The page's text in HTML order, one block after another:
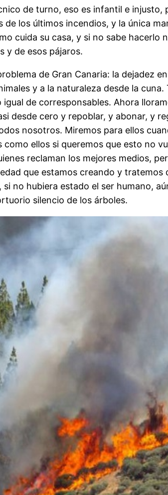
de turno, eso es infantil e
de los últimos incendios, y la única
cuida su casa, y si no sabe
y de esos pájaros.
de Gran Canaria: la dejadez
y a la naturaleza desde la
de corresponsables. Ahora
desde cero y repoblar, y abonar, y
nosotros. Miremos para ellos
ellos si queremos que esto no
reclaman los mejores medios,
que estamos creando y
no hubiera estado el ser humano,
silencio de los árboles.